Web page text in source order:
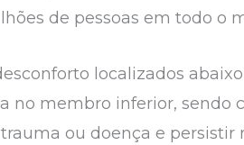
de pessoas em todo o
localizados
no membro inferior, sendo
ou doença e